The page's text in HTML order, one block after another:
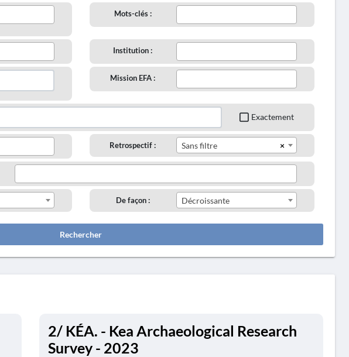
Mots-clés :
Institution :
Mission EFA :
Exactement
Retrospectif : ×
Sans filtre
De façon : Décroissante
Rechercher
2/ KÉA. - Kea Archaeological Research
Survey - 2023